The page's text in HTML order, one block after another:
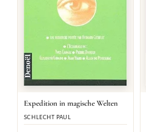
Expedition in magische Welten
SCHLECHT PAUL